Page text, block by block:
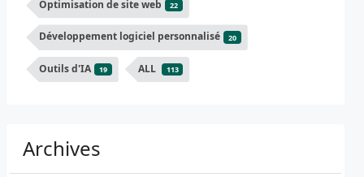
Optimisation de site web 22
Développement logiciel personnalisé 20
Outils d'IA 19 ALL 113
Archives